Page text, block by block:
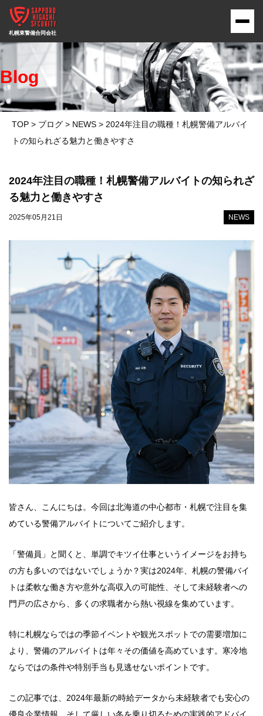
Blog
TOP > ブログ > NEWS > 2024年注目の職種！札幌警備アルバイ
トの知られざる魅力と働きやすさ
2024年注目の職種！札幌警備アルバイトの知られざ
る魅力と働きやすさ
2025年05月21日 NEWS
皆さん、こんにちは。今回は北海道の中心都市・札幌で注目を集
めている警備アルバイトについてご紹介します。
「警備員」と聞くと、単調でキツイ仕事というイメージをお持ち
の方も多いのではないでしょうか？実は2024年、札幌の警備バイ
トは柔軟な働き方や意外な高収入の可能性、そして未経験者への
門戸の広さから、多くの求職者から熱い視線を集めています。
特に札幌ならではの季節イベントや観光スポットでの需要増加に
より、警備のアルバイトは年々その価値を高めています。寒冷地
ならではの条件や特別手当も見逃せないポイントです。
この記事では、2024年最新の時給データから未経験者でも安心の